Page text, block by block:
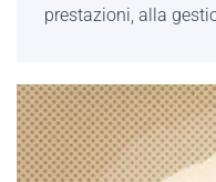
prestazioni, alla